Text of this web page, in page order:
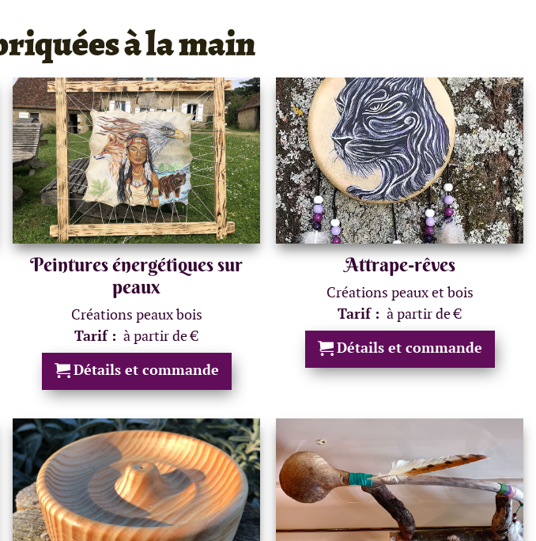
à la main
Peintures énergétiques sur
peaux
Créations peaux bois
Tarif : à partir de €
Détails et commande
Attrape-rêves
Créations peaux et bois
Tarif : à partir de €
Détails et commande